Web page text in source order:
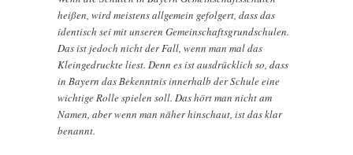
heißen, wird meistens allgemein gefolgert, dass das
identisch sei mit unseren Gemeinschaftsgrundschulen.
Das ist jedoch nicht der Fall, wenn man mal das
Kleingedruckte liest. Denn es ist ausdrücklich so, dass
in Bayern das Bekenntnis innerhalb der Schule eine
wichtige Rolle spielen soll. Das hört man nicht am
Namen, aber wenn man näher hinschaut, ist das klar
benannt.